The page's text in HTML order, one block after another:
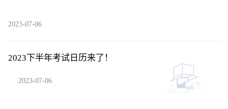
2023-07-06
2023下半年考试日历来了！
2023-07-06